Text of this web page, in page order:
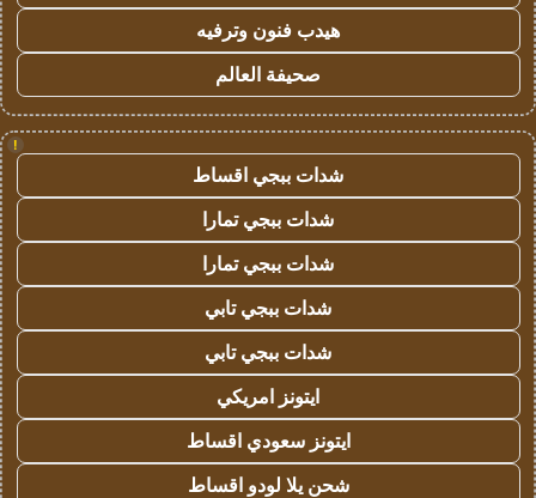
هيدب فنون وترفيه
صحيفة العالم
!
شدات ببجي اقساط
شدات ببجي تمارا
شدات ببجي تمارا
شدات ببجي تابي
شدات ببجي تابي
ايتونز امريكي
ايتونز سعودي اقساط
شحن يلا لودو اقساط